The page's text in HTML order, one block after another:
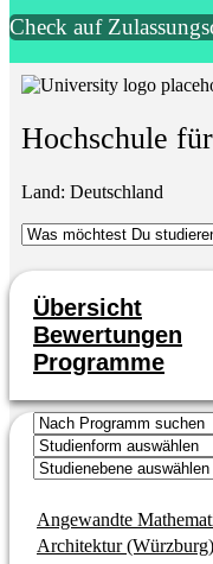
Check auf
Hochschule
Land: Deutschland
Übersicht
Bewertungen
Programme
Angewandte
Architektur